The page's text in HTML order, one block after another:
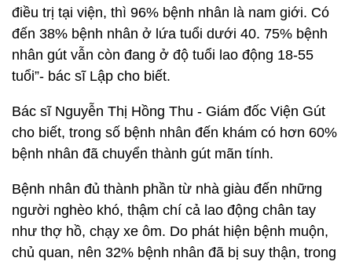
điều trị tại viện, thì 96% bệnh nhân là nam giới. Có
đến 38% bệnh nhân ở lứa tuổi dưới 40. 75% bệnh
nhân gút vẫn còn đang ở độ tuổi lao động 18-55
tuổi”- bác sĩ Lập cho biết.
Bác sĩ Nguyễn Thị Hồng Thu - Giám đốc Viện Gút
cho biết, trong số bệnh nhân đến khám có hơn 60%
bệnh nhân đã chuyển thành gút mãn tính.
Bệnh nhân đủ thành phần từ nhà giàu đến những
người nghèo khó, thậm chí cả lao động chân tay
như thợ hồ, chạy xe ôm. Do phát hiện bệnh muộn,
chủ quan, nên 32% bệnh nhân đã bị suy thận, trong